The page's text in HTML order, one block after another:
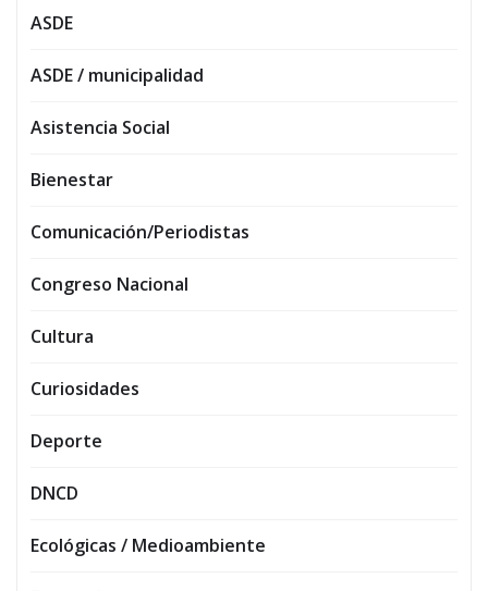
ASDE
ASDE / municipalidad
Asistencia Social
Bienestar
Comunicación/Periodistas
Congreso Nacional
Cultura
Curiosidades
Deporte
DNCD
Ecológicas / Medioambiente